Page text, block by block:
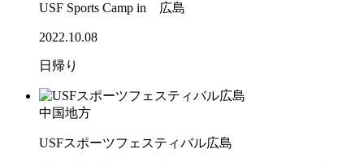
USF Sports Camp in 広島
2022.10.08
日帰り
中国地方
USFスポーツフェスティバル広島